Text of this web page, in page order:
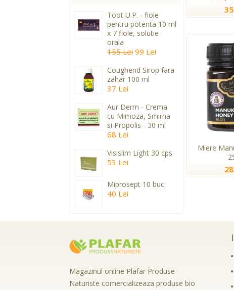
Toot U.P. - fiole
pentru potenta 10 ml
x 7 fiole, solutie
orala
155 Lei 99 Lei
Coughend Sirop fara
zahar 100 ml
37 Lei
Aur Derm - Crema
cu Mimoza, Smirna
si Propolis - 30 ml
68 Lei
Visislim Light 30 cps
53 Lei
Miprosept 10 buc
40 Lei
Miere
Magazinul online Plafar Produse
Naturiste comercializeaza produse bio